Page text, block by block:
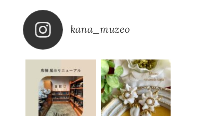
kana_muzeo